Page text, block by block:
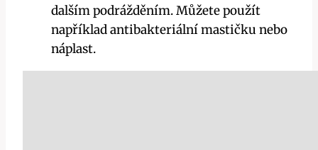
dalším podrážděním. Můžete použít
například antibakteriální mastičku nebo
náplast.